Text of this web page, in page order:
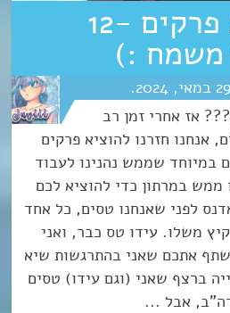
אדנס זירו 2 פרקים 12-
29 מאי 2024
אז אחרי זמן רב
אנחנו חזרנו להוציא פרקים
במיוחד שממש נהנינו לעבוד
ממש במרתון כדי להוציא לכם
לפני שאנחנו טסים, כל אחד
משלו. עידו טס כבר, ואני
אתכם שאני בהתרגשות שיא
ברצף שאני (וגם עידו) טסים
אבל ...